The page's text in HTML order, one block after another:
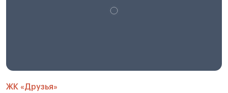
ЖК «Друзья»